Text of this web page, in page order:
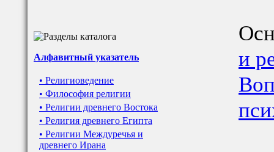
Алфавитный указатель
• Религиоведение
• Философия религии
• Религии древнего Востока
• Религия древнего Египта
• Религии Междуречья и
древнего Ирана
и